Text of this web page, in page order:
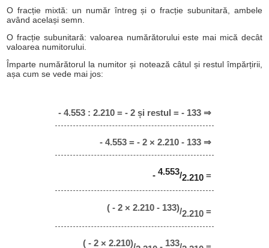
O fracție mixtă: un număr întreg și o fracție subunitară, ambele
având același semn.
O fracție subunitară: valoarea numărătorului este mai mică decât
valoarea numitorului.
Împarte numărătorul la numitor și notează câtul și restul împărțirii,
așa cum se vede mai jos:
- 4.553 : 2.210 = - 2 și restul = - 133 ⇒
- 4.553 = - 2 × 2.210 - 133 ⇒
- 4.553/2.210=
( - 2 × 2.210 - 133)/2.210=
( - 2 × 2.210) 133